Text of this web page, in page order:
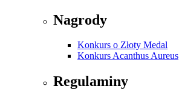
Nagrody
Konkurs o Złoty Medal
Konkurs Acanthus Aureus
Regulaminy